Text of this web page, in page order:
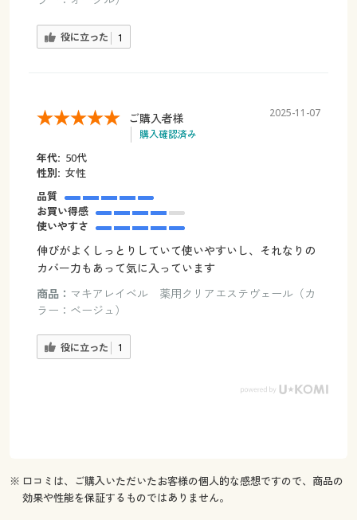
役に立った 1
ご購入者様
購入確認済み
2025-11-07
年代: 50代
性別: 女性
品質
お買い得感
使いやすさ
伸びがよくしっとりしていて使いやすいし、それなりの
カバー力もあって気に入っています
商品： マキアレイベル 薬用クリアエステヴェール（カ
ラー：ベージュ）
役に立った 1
※ 口コミは、ご購入いただいたお客様の個人的な感想ですので、商品の
効果や性能を保証するものではありません。